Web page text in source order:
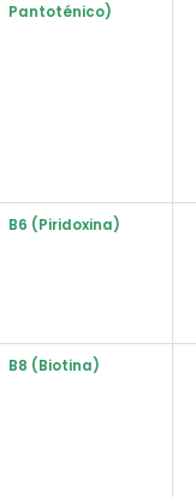
Pantoténico)
B6 (piridoxina)
B8 (Biotina)